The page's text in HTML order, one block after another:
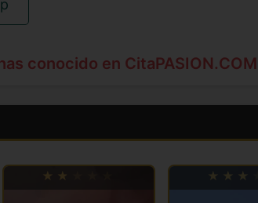
conocido en CitaPASION.COM